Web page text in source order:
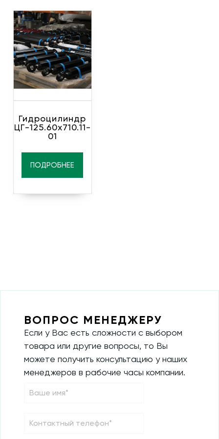
Гидроцилиндр
ЦГ-125.60х710.11-
01
ПОДРОБНЕЕ
ВОПРОС МЕНЕДЖЕРУ
Если у Вас есть сложности с выбором
товара или другие вопросы, то Вы
можете получить консультацию у наших
менеджеров в рабочие часы компании.